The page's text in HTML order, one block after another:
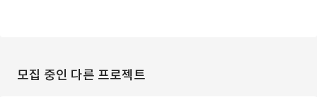
모집 중인 다른 프로젝트